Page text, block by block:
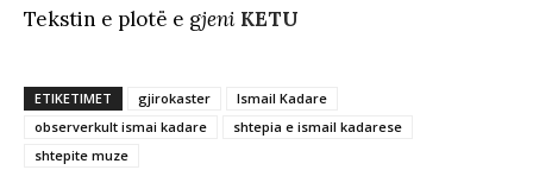
Tekstin e plotë e gjeni KETU
ETIKETIMET gjirokaster
Ismail Kadare
observerkult ismai kadare
shtepia e ismail kadarese
shtepite muze